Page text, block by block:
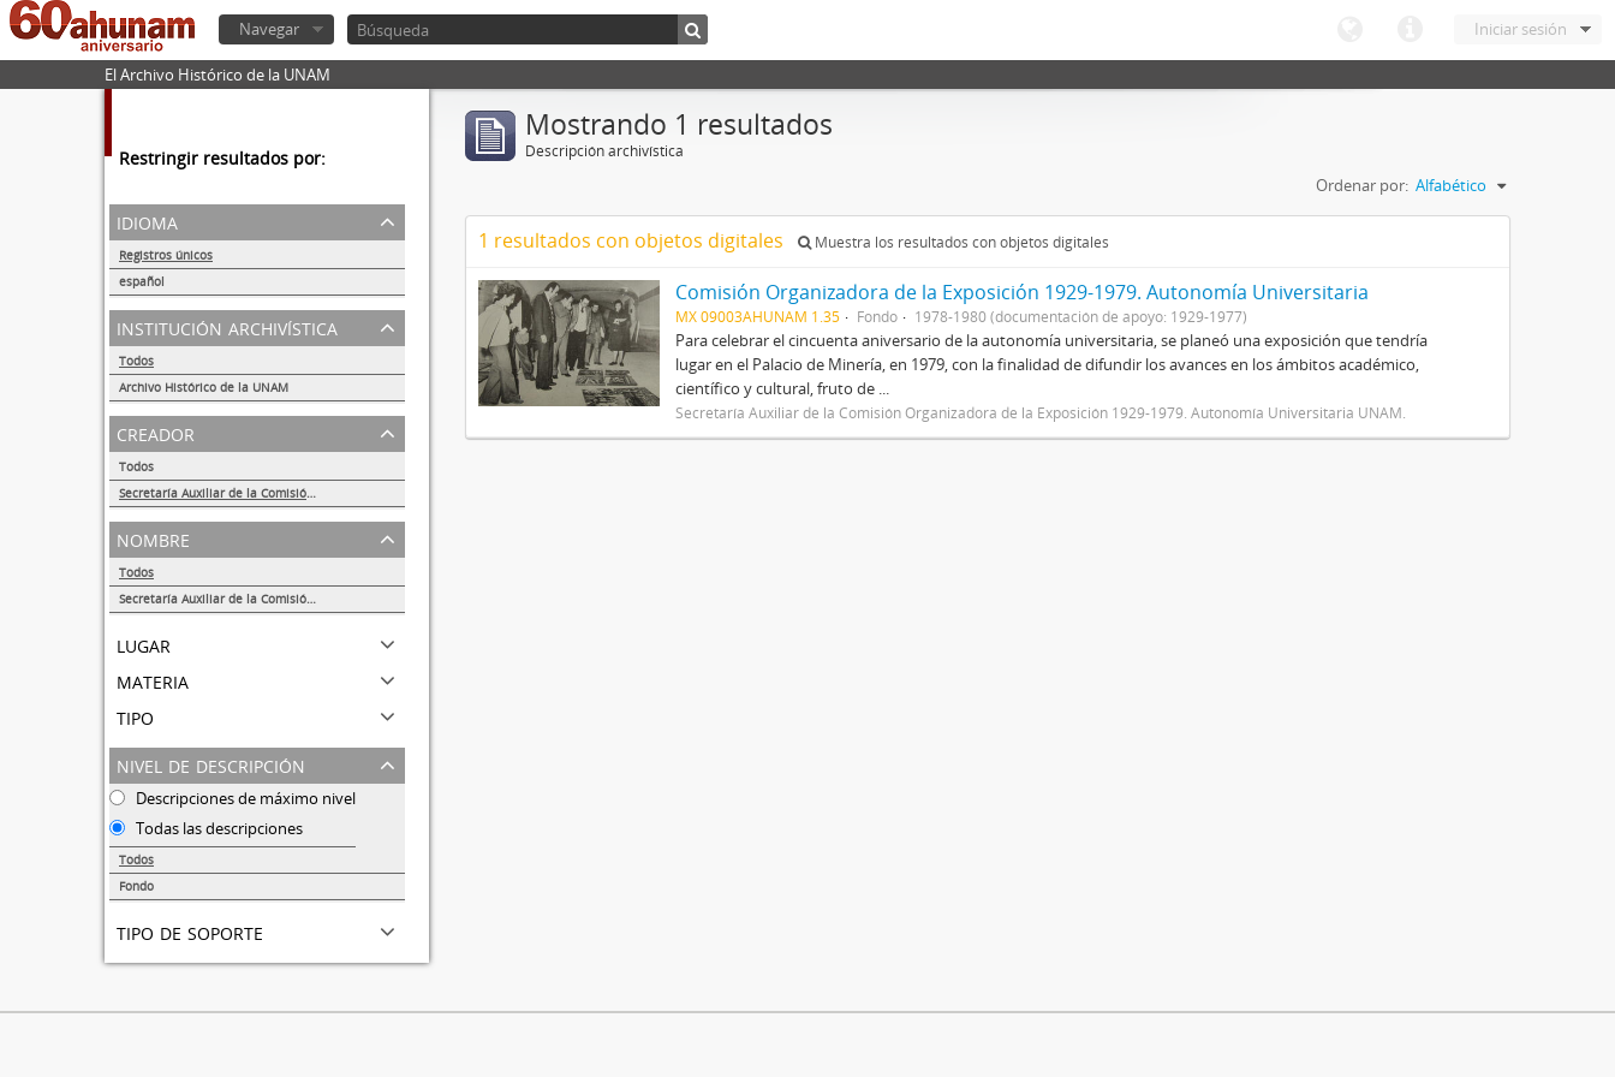
Iniciar sesión
Navegar
El Archivo Histórico de la UNAM
Restringir resultados por:
idioma
Registros únicos
español
1
institución archivística
Todos
Archivo Histórico de la UNAM
1
creador
Todos
Secretaría Auxiliar de la Comisión Organizadora de la Exposición 1929-1979. Autonomía Universitaria UNAM.
1
nombre
Todos
Secretaría Auxiliar de la Comisión Organizadora de la Exposición 1929-1979. Autonomía Universitaria UNAM.
lugar
materia
tipo
nivel de descripción
Descripciones de máximo nivel
Todas las descripciones
Todos
Fondo
tipo de soporte
Mostrando 1 resultados
Descripción archivística
Ordenar por: Alfabético
1 resultados con objetos digitales Muestra los resultados con objetos digitales
Comisión Organizadora de la Exposición 1929-1979. Autonomía Universitaria
MX 09003AHUNAM 1.35 Fondo 1978-1980 (documentación de apoyo: 1929-1977)
Para celebrar el cincuenta aniversario de la autonomía universitaria, se planeó una exposición que tendría
lugar en el Palacio de Minería, en 1979, con la finalidad de difundir los avances en los ámbitos académico,
científico y cultural, fruto de ...
Secretaría Auxiliar de la Comisión Organizadora de la Exposición 1929-1979. Autonomía Universitaria UNAM.